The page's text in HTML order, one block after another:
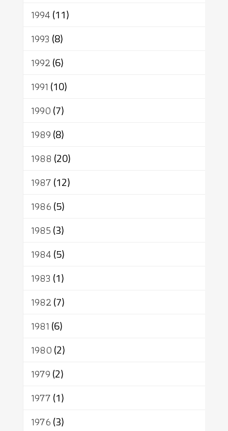
1994(11)
1993 (8)
1992(6)
1991 (10)
1990(7)
1989(8)
1988 (20)
1987(12)
1986(5)
1985(3)
1984(5)
1983 (1)
1982(7)
1981 (6)
1980(2)
1979(2)
1977(1)
1976(3)